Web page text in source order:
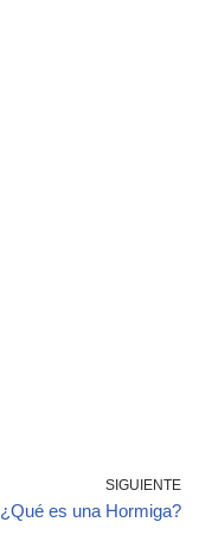
SIGUIENTE
¿Qué es una Hormiga?